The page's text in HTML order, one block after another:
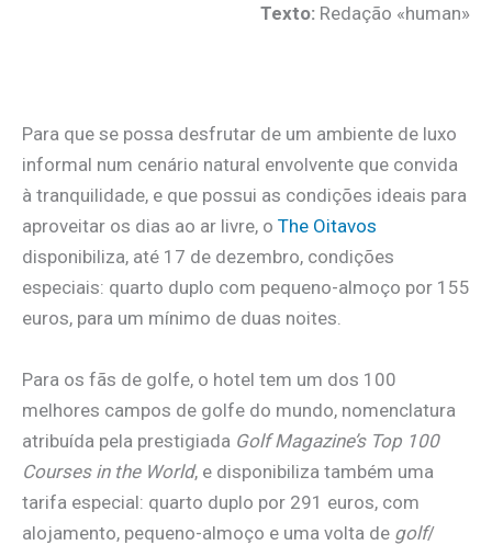
Texto: Redação «human»
Para que se possa desfrutar de um ambiente de luxo
informal num cenário natural envolvente que convida
à tranquilidade, e que possui as condições ideais para
aproveitar os dias ao ar livre, o The Oitavos
disponibiliza, até 17 de dezembro, condições
especiais: quarto duplo com pequeno-almoço por 155
euros, para um mínimo de duas noites.
Para os fãs de golfe, o hotel tem um dos 100
melhores campos de golfe do mundo, nomenclatura
atribuída pela prestigiada Golf Magazine’s Top 100
Courses in the World, e disponibiliza também uma
tarifa especial: quarto duplo por 291 euros, com
alojamento, pequeno-almoço e uma volta de golf/